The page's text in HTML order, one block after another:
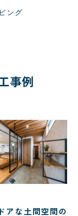
ング
事例
アな土間空間の